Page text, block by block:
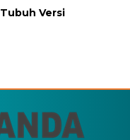
Versi